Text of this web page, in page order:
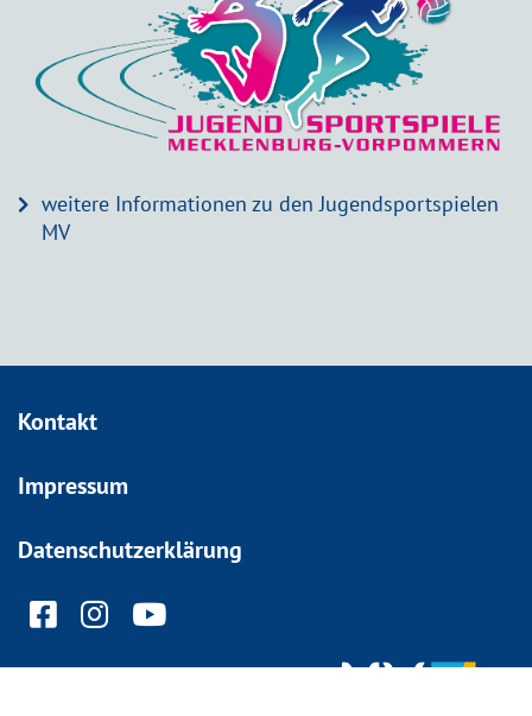
weitere Informationen zu den Jugendsportspielen
MV
Kontakt
Impressum
Datenschutzerklärung